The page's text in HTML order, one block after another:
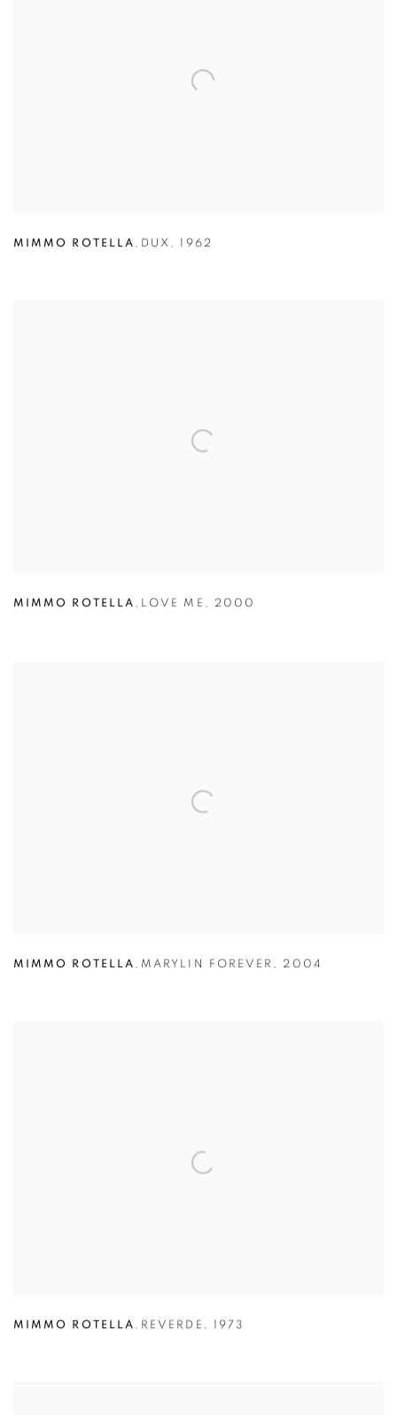
MIMMO ROTELLA , DUX , 1962
MIMMO ROTELLA , LOVE ME , 2000
MIMMO ROTELLA , MARYLIN FOREVER , 2004
MIMMO ROTELLA , REVERDE , 1973